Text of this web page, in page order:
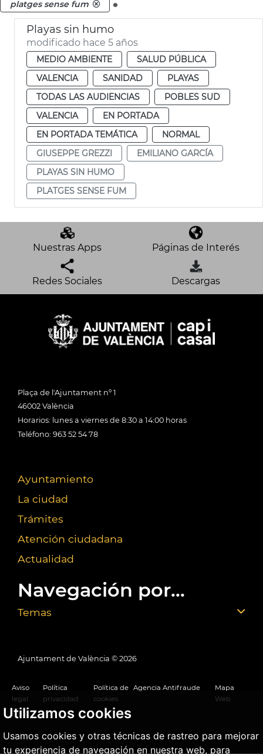
Utilizamos cookies
Usamos cookies y otras técnicas de rastreo para mejorar
tu experiencia de navegación en nuestra web, para
platges sense fum
Playas sin humo
modificado hace 5 años
MEDIO AMBIENTE
SALUD PÚBLICA
VALENCIA
SANIDAD
PLAYAS
TODAS LAS AUDIENCIAS
POBLES SUD
VALENCIA
EN PORTADA
EN PORTADA TEMÁTICA
NORMAL
GIUSEPPE GREZZI
EMILIANO GARCÍA
PLAYAS SIN HUMO
PLATGES SENSE FUM
Nuestras Apps Páginas de Interés
Redes Sociales Descargas
Plaça de l'Ajuntament nº 1
46002 València
Horarios: lunes a viernes de 8:30 a 14:00 horas
Teléfono: 963 52 54 78
Ayuntamiento
La ciudad
Trámites
Atención ciudadana
Actualidad
Navegación por...
Temas
Ajuntament de València © 2026
Aviso
legal
Política
privacidad
Política de
cookies
Agencia Antifraude
Mapa
Web